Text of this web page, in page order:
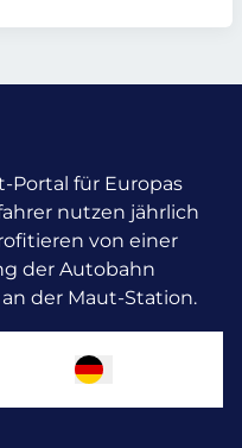
Portal für Europas
nutzen jährlich
von einer
der Autobahn
der Maut-Station.